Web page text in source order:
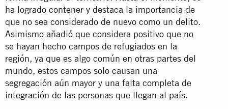
ha logrado contener y destaca la importancia de
que no sea considerado de nuevo como un delito.
Asimismo añadió que considera positivo que no
se hayan hecho campos de refugiados en la
región, ya que es algo común en otras partes del
mundo, estos campos solo causan una
segregación aún mayor y una falta completa de
integración de las personas que llegan al país.